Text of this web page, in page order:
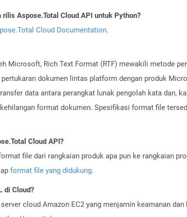
Aspose.Total Cloud API untuk Python?
Cloud Documentation.
Microsoft, Rich Text Format (RTF) mewakili metode
dokumen lintas platform dengan produk
data antara perangkat lunak pengolah kata dan,
format dokumen. Spesifikasi format file
Cloud API?
file dari rangkaian produk apa pun ke rangkaian
format file yang didukung.
di Cloud?
cloud Amazon EC2 yang menjamin keamanan